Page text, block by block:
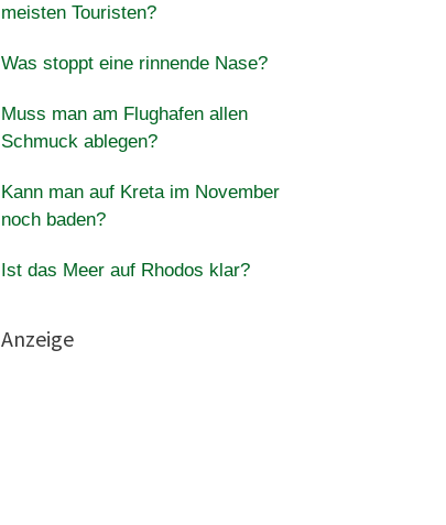
meisten Touristen?
Was stoppt eine rinnende Nase?
Muss man am Flughafen allen
Schmuck ablegen?
Kann man auf Kreta im November
noch baden?
Ist das Meer auf Rhodos klar?
Anzeige